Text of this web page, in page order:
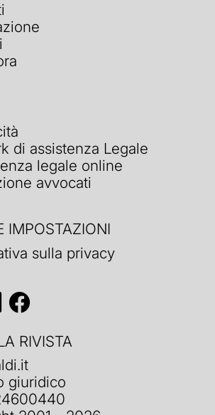
di assistenza Legale
legale online
avvocati
IMPOSTAZIONI
sulla privacy
RIVISTA
giuridico